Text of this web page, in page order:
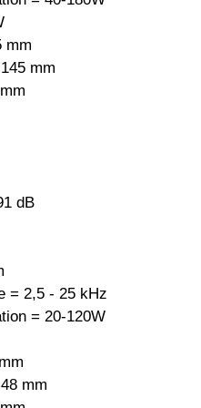
mm
mm
dB
= 2,5 - 25 kHz
= 20-120W
mm